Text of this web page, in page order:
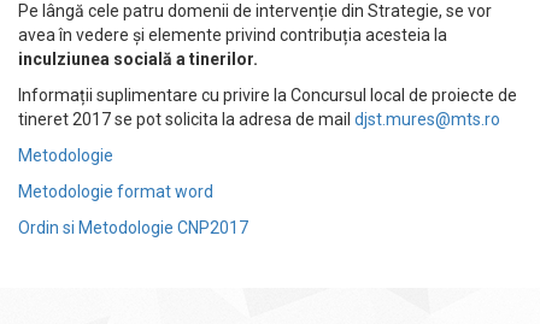
Pe lângă cele patru domenii de intervenție din Strategie, se vor
avea în vedere și elemente privind contribuția acesteia la
inculziunea socială a tinerilor.
Informații suplimentare cu privire la Concursul local de proiecte de
tineret 2017 se pot solicita la adresa de mail djst.mures@mts.ro
Metodologie
Metodologie format word
Ordin si Metodologie CNP2017